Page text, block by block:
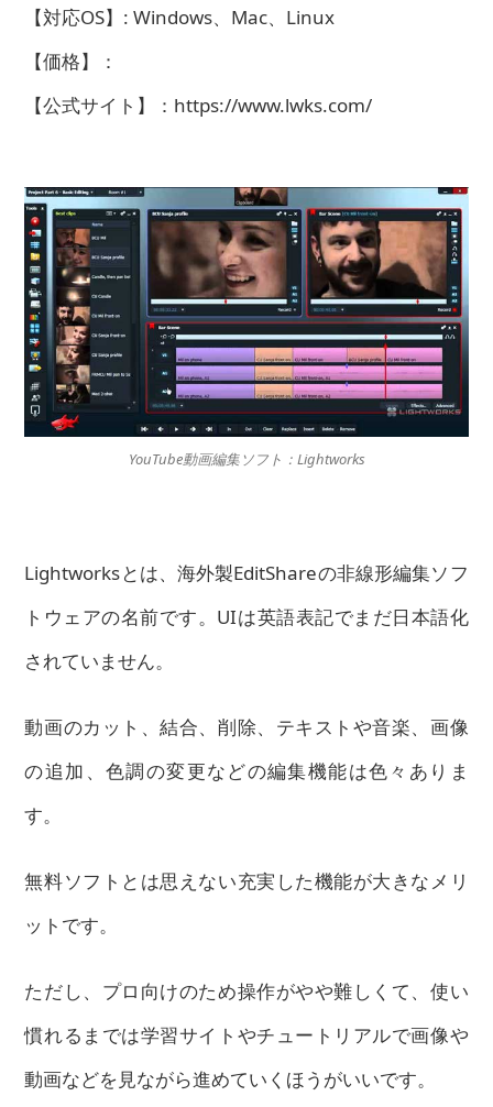
【対応OS】: Windows、Mac、Linux
【価格】：
【公式サイト】：https://www.lwks.com/
YouTube動画編集ソフト：Lightworks
Lightworksとは、海外製EditShareの非線形編集ソフ
トウェアの名前です。UIは英語表記でまだ日本語化
されていません。
動画のカット、結合、削除、テキストや音楽、画像
の追加、色調の変更などの編集機能は色々ありま
す。
無料ソフトとは思えない充実した機能が大きなメリ
ットです。
ただし、プロ向けのため操作がやや難しくて、使い
慣れるまでは学習サイトやチュートリアルで画像や
動画などを見ながら進めていくほうがいいです。